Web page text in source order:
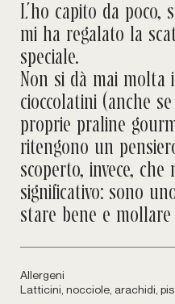
L’ho capito da
mi ha regalato la
speciale.
Non si dà mai molta
cioccolatini (anche
proprie praline
ritengono un
scoperto, invece,
significativo: sono
stare bene e mollare
Allergeni
Latticini, nocciole, arachidi,